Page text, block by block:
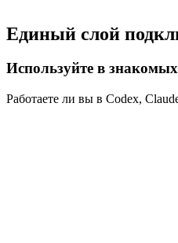
Единый слой
Используйте в
Работаете ли вы в Codex,